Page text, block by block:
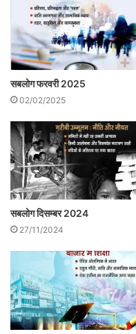
सबलोग फरवरी 2025
02/02/2025
सबलोग दिसम्बर 2024
27/11/2024